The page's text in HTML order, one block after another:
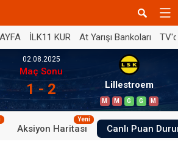
İLK11 KUR At Yarışı Bankoları
02.08.2025
Maç Sonu
1 - 2 Lillestroem
M M G G M
Aksiyon Haritası
Yeni
Canlı Puan